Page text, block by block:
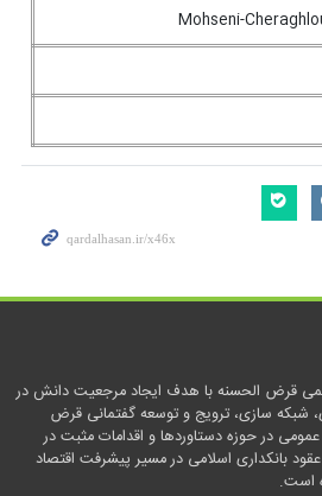
Mohseni-
قرض الحسنه با هدف ایجاد مرجعیت دانش در
شبکه سازی، ترویج و توسعه گفتمانی قرض
در حوزه دستاوردها و اقدامات مثبت در
بانکداری اسلامی در مسیر پیشرفت اقتصاد
است.